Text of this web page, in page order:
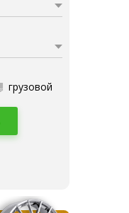
грузовой